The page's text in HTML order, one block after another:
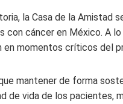
la Casa de la Amistad
con cáncer en México. A
en momentos críticos del
mantener de forma
de vida de los pacientes,